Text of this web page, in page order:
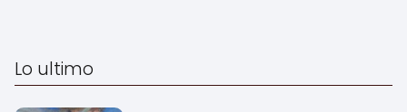
Lo ultimo